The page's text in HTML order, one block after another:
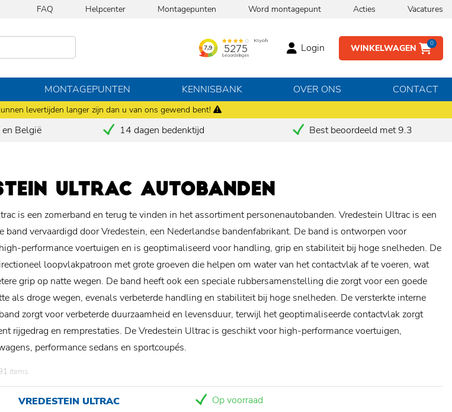
levertijden langer zijn dan u van ons gewend bent!
FAQ Helpcenter Montagepunten Word montagepunt Acties Vacatures
WINKELWAGEN 0
Login
MONTAGEPUNTEN KENNISBANK OVER ONS CONTACT
België 14 dagen bedenktijd
Best beoordeeld met 9.3
ULTRAC AUTOBANDEN
is een zomerband en terug te vinden in het assortiment personenautobanden. Vredestein Ultrac is een
band vervaardigd door Vredestein, een Nederlandse bandenfabrikant. De band is ontworpen voor
performance voertuigen en is geoptimaliseerd voor handling, grip en stabiliteit bij hoge snelheden. De
loopvlakpatroon met grote groeven die helpen om water van het contactvlak af te voeren, wat
grip op natte wegen. De band heeft ook een speciale rubbersamenstelling die zorgt voor een goede
als droge wegen, evenals verbeterde handling en stabiliteit bij hoge snelheden. De versterkte interne
zorgt voor verbeterde duurzaamheid en levensduur, terwijl het geoptimaliseerde contactvlak zorgt
rijgedrag en remprestaties. De Vredestein Ultrac is geschikt voor high-performance voertuigen,
performance sedans en sportcoupés.
items.
VREDESTEIN ULTRAC
Op voorraad